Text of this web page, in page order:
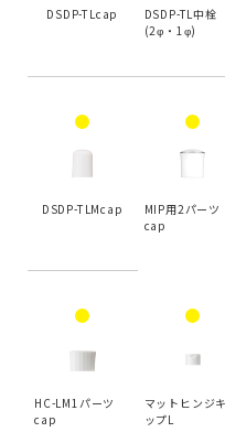
DSDP-TLcap
DSDP-TL中栓
(2φ・1φ)
DSDP-TLMcap
MIP用2パーツ
cap
HC-LM1パーツ
cap
マットヒンジ
ップL